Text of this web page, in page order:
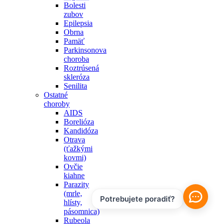
Bolesti
zubov
Epilepsia
Obrna
Pamäť
Parkinsonova
choroba
Roztrúsená
skleróza
Senilita
Ostatné
choroby
AIDS
Borelióza
Kandidóza
Otrava
(ťažkými
kovmi)
Ovčie
kiahne
Parazity
(mrle,
hlísty,
pásomnica)
Rubeola
Potrebujete poradiť?